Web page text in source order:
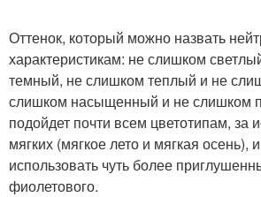
Оттенок, который можно назвать
характеристикам: не слишком
темный, не слишком теплый и не
слишком насыщенный и не слишком
подойдет почти всем цветотипам, за
мягких (мягкое лето и мягкая осень),
использовать чуть более
фиолетового.